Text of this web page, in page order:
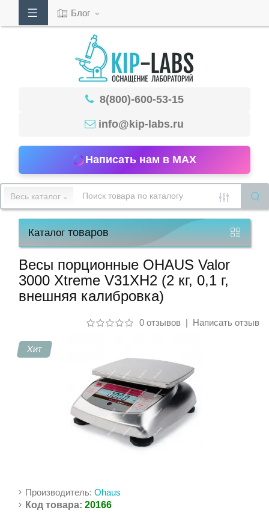
53-
15
работы
Блог
8(800)-600-53-15
info@kip-labs.ru
Написать нам в MAX
Весь каталог
Каталогтоваров
Весы порционные OHAUS Valor
3000 Xtreme V31XH2 (2 кг, 0,1 г,
внешняя калибровка)
0 отзывов| Написать отзыв
Хит
Производитель:Ohaus
Код товара: 20166